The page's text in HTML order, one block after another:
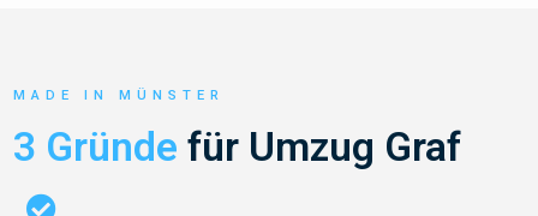
MADE IN MÜNSTER
3 Gründe für Umzug Graf